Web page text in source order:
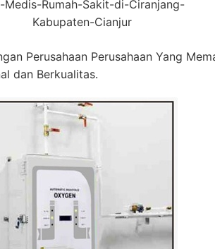
Medis-Rumah-Sakit-di-Ciranjang-
Kabupaten-Cianjur
Perusahaan Perusahaan Yang
dan Berkualitas.